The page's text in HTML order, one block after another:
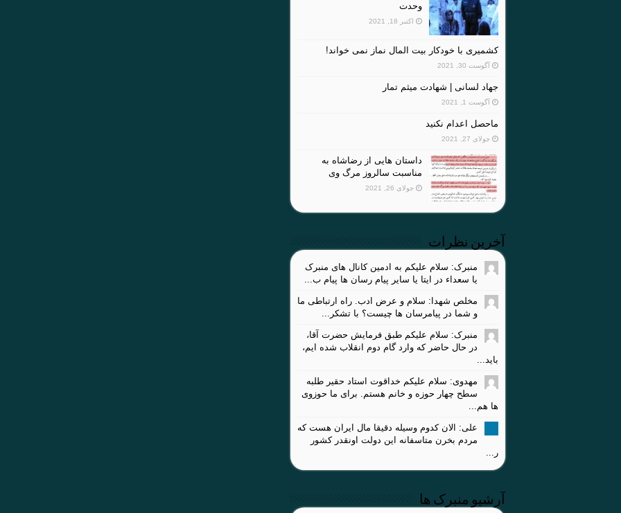
وحدت
اکتبر 18, 2021
کشمیری با خودکار بیت المال نماز نمی خواند!
آگوست 30, 2021
جهاد لسانی | شهادت میثم تمار
آگوست 1, 2021
ماحصل اعدام نکنید
جولای 27, 2021
داستان هایی از رضاشاه به
مناسبت سالروز مرگ وی
جولای 26, 2021
آخرین نظرات
منبرک: سلام علیکم به ادمین کانال های منبرک
یا سعداء در ایتا یا سایر پیام رسان ها پیام ب...
مخلص شهدا: سلام و عرض ادب. راه ارتباطی ما
و شما در پیامرسان ها چیست؟ با تشکر...
منبرک: سلام علیکم طبق فرمایش حضرت آقا،
در حال حاضر که وارد گام دوم انقلاب شده ایم،
باید...
مهدوی: سلام علیکم خداقوت استاد حقیر طلبه
سطح چهار حوزه و خانم هستم. برای ما حوزوی
ها هم...
علی: الان کدوم وسیله دقیقا مال ایران هست که
مردم بخرن متاسفانه این دولت اونقدر کشور
ر...
آرشیو منبرک ها